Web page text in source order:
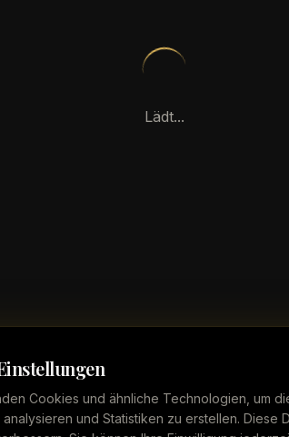
Cookies und ähnliche Technologien, um
und Statistiken zu erstellen. Diese
Lädt...